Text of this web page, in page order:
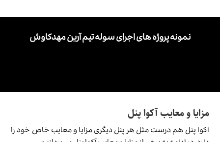
نمونه پروژه های اجرای سوله تیم آرین مهدکاوش
مزایا و معایب آکوا پنل
اکوا پنل هم درست مثل هر پنل دیگری مزایا و معایب خاص خود را